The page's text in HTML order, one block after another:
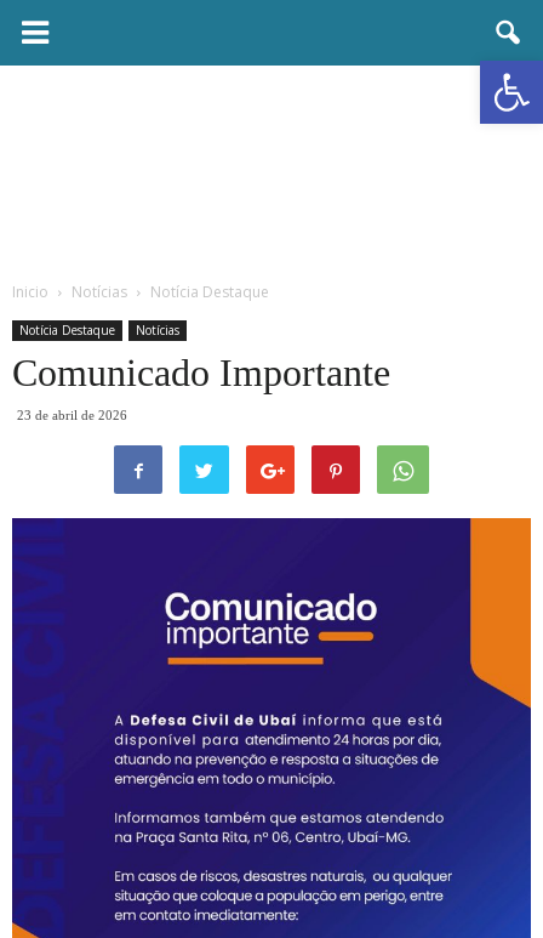
Abrir a
Prefeitura
Inicio Notícias Notícia Destaque
Notícia Destaque Notícias
Comunicado Importante
23 de abril de 2026